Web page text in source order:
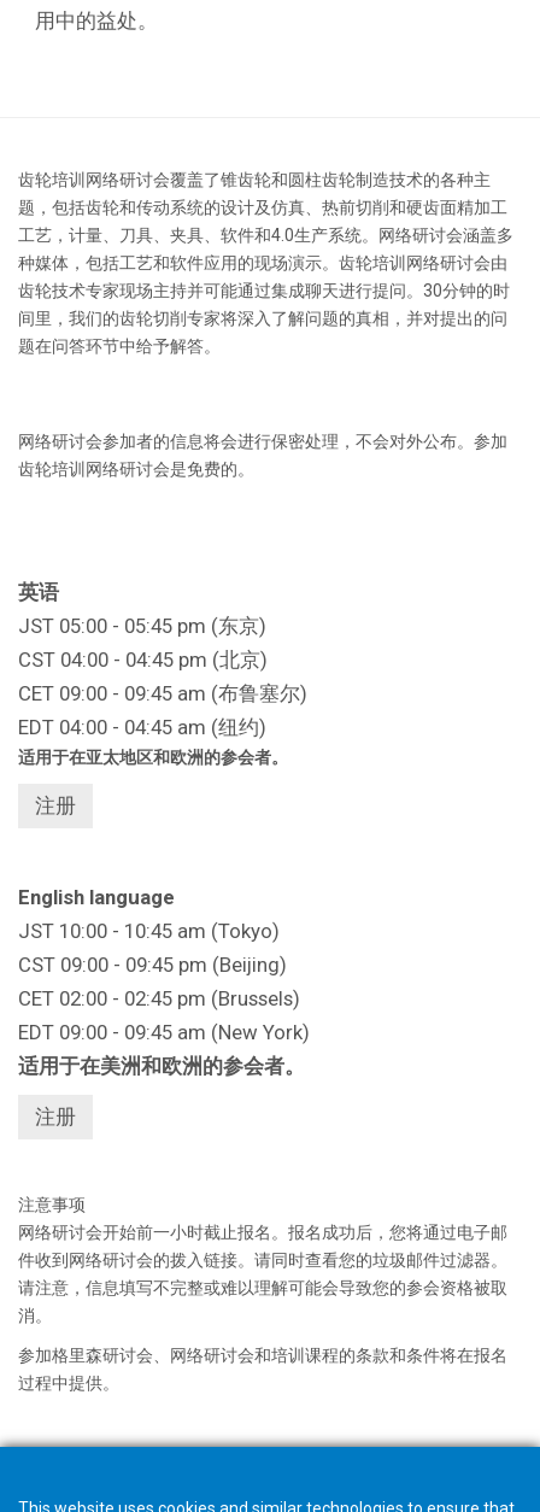
用中的益处。
齿轮培训网络研讨会覆盖了锥齿轮和圆柱齿轮制造技术的各种主
题，包括齿轮和传动系统的设计及仿真、热前切削和硬齿面精加工
工艺，计量、刀具、夹具、软件和4.0生产系统。网络研讨会涵盖多
种媒体，包括工艺和软件应用的现场演示。齿轮培训网络研讨会由
齿轮技术专家现场主持并可能通过集成聊天进行提问。30分钟的时
间里，我们的齿轮切削专家将深入了解问题的真相，并对提出的问
题在问答环节中给予解答。
网络研讨会参加者的信息将会进行保密处理，不会对外公布。参加
齿轮培训网络研讨会是免费的。
英语
JST 05:00 - 05:45 pm (东京)
CST 04:00 - 04:45 pm (北京)
CET 09:00 - 09:45 am (布鲁塞尔)
EDT 04:00 - 04:45 am (纽约)
适用于在亚太地区和欧洲的参会者。
注册
English language
JST 10:00 - 10:45 am (Tokyo)
CST 09:00 - 09:45 pm (Beijing)
CET 02:00 - 02:45 pm (Brussels)
EDT 09:00 - 09:45 am (New York)
适用于在美洲和欧洲的参会者。
注册
注意事项
网络研讨会开始前一小时截止报名。报名成功后，您将通过电子邮
件收到网络研讨会的拨入链接。请同时查看您的垃圾邮件过滤器。
请注意，信息填写不完整或难以理解可能会导致您的参会资格被取
消。
参加格里森研讨会、网络研讨会和培训课程的条款和条件将在报名
过程中提供。